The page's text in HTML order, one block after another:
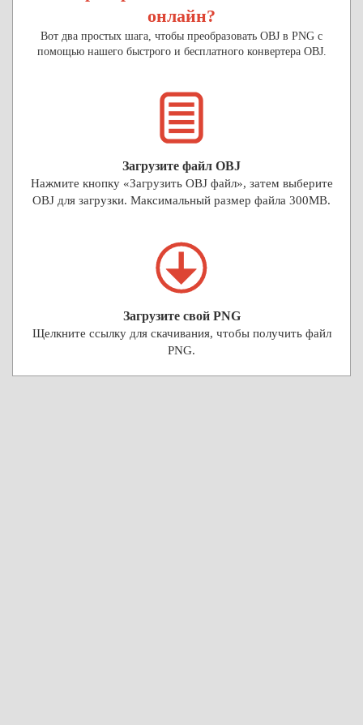
онлайн?
Вот два простых шага, чтобы преобразовать OBJ в PNG с
помощью нашего быстрого и бесплатного конвертера OBJ.
Загрузите файл OBJ
Нажмите кнопку «Загрузить OBJ файл», затем выберите
OBJ для загрузки. Максимальный размер файла 300MB.
Загрузите свой PNG
Щелкните ссылку для скачивания, чтобы получить файл
PNG.